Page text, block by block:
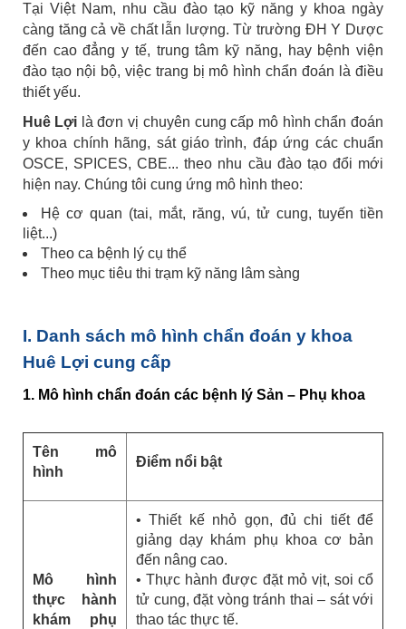
Tại Việt Nam, nhu cầu đào tạo kỹ năng y khoa ngày
càng tăng cả về chất lẫn lượng. Từ trường ĐH Y Dược
đến cao đẳng y tế, trung tâm kỹ năng, hay bệnh viện
đào tạo nội bộ, việc trang bị mô hình chẩn đoán là điều
thiết yếu.
Huê Lợi là đơn vị chuyên cung cấp mô hình chẩn đoán
y khoa chính hãng, sát giáo trình, đáp ứng các chuẩn
OSCE, SPICES, CBE... theo nhu cầu đào tạo đổi mới
hiện nay. Chúng tôi cung ứng mô hình theo:
Hệ cơ quan (tai, mắt, răng, vú, tử cung, tuyến tiền
liệt...)
Theo ca bệnh lý cụ thể
Theo mục tiêu thi trạm kỹ năng lâm sàng
I. Danh sách mô hình chẩn đoán y khoa
Huê Lợi cung cấp
1. Mô hình chẩn đoán các bệnh lý Sản – Phụ khoa
Tên mô
hình
Điểm nổi bật
Mô hình
thực hành
khám phụ
• Thiết kế nhỏ gọn, đủ chi tiết để
giảng dạy khám phụ khoa cơ bản
đến nâng cao.
• Thực hành được đặt mỏ vịt, soi cổ
tử cung, đặt vòng tránh thai – sát với
thao tác thực tế.